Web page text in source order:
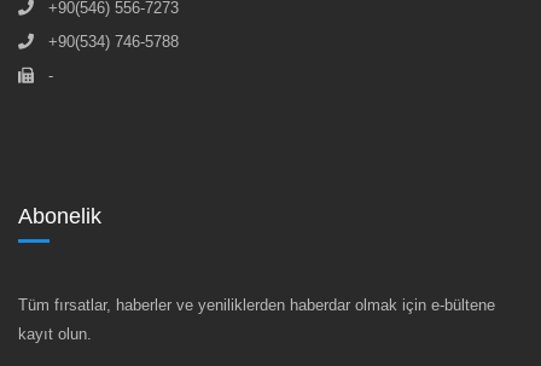
+90(546) 556-7273
+90(534) 746-5788
-
Abonelik
Tüm fırsatlar, haberler ve yeniliklerden haberdar olmak için e-bültene
kayıt olun.